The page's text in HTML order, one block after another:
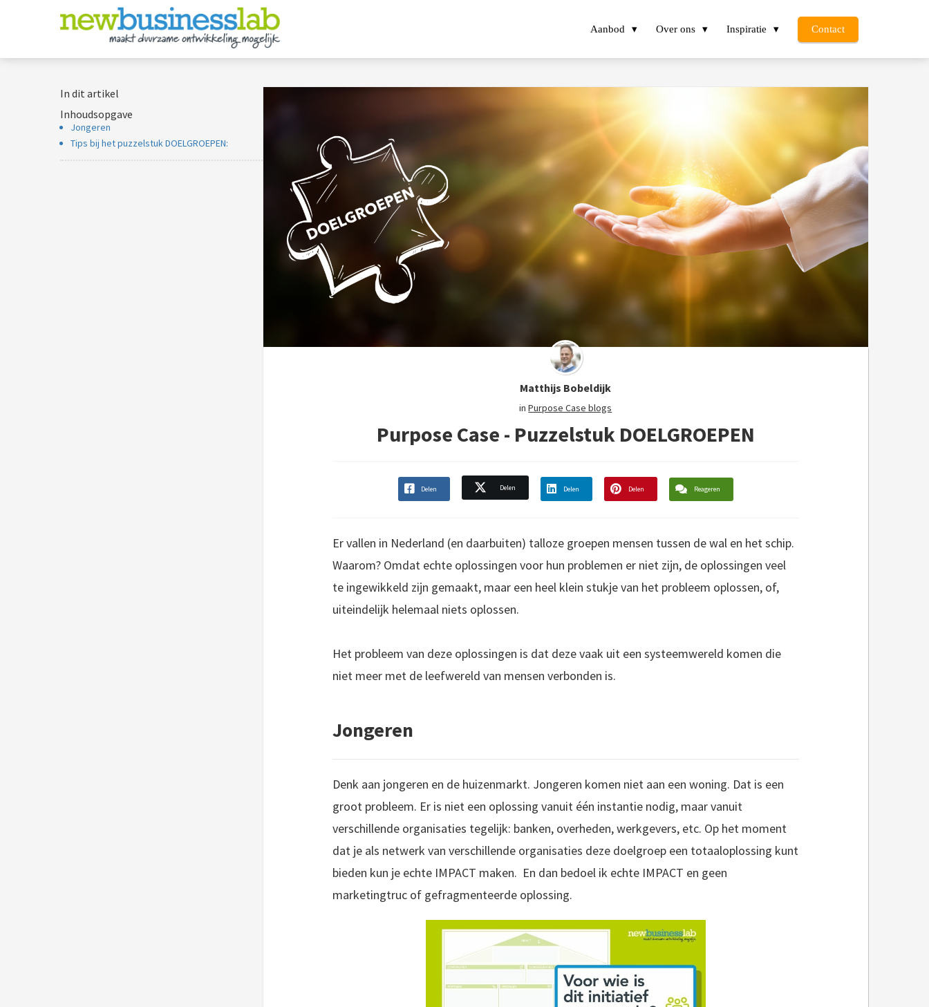
Aanbod Over ons Inspiratie Contact
In dit artikel
Inhoudsopgave
Jongeren
Tips bij het puzzelstuk DOELGROEPEN:
Matthijs Bobeldijk
inPurpose Case blogs
Purpose Case - Puzzelstuk DOELGROEPEN
Delen Delen Delen Delen Reageren
Er vallen in Nederland (en daarbuiten) talloze groepen mensen tussen de wal en het schip.
Waarom? Omdat echte oplossingen voor hun problemen er niet zijn, de oplossingen veel
te ingewikkeld zijn gemaakt, maar een heel klein stukje van het probleem oplossen, of,
uiteindelijk helemaal niets oplossen.
Het probleem van deze oplossingen is dat deze vaak uit een systeemwereld komen die
niet meer met de leefwereld van mensen verbonden is.
Jongeren
Denk aan jongeren en de huizenmarkt. Jongeren komen niet aan een woning. Dat is een
groot probleem. Er is niet een oplossing vanuit één instantie nodig, maar vanuit
verschillende organisaties tegelijk: banken, overheden, werkgevers, etc. Op het moment
dat je als netwerk van verschillende organisaties deze doelgroep een totaaloplossing kunt
bieden kun je echte IMPACT maken. En dan bedoel ik echte IMPACT en geen
marketingtruc of gefragmenteerde oplossing.